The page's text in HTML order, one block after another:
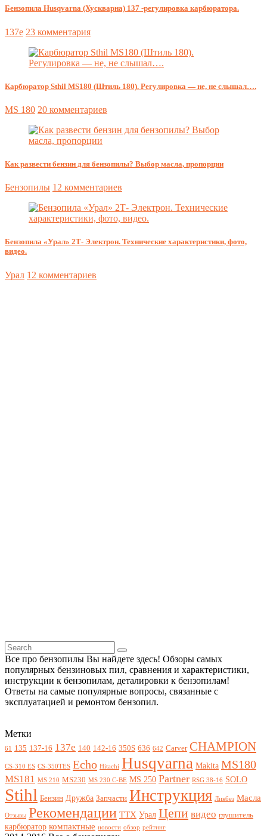
Бензопила Husqvarna (Хускварна) 137 -регулировка карбюратора.
137e 23 комментария
Карбюратор Sthil MS180 (Штиль 180). Регулировка — не, не слышал….
MS 180 20 комментариев
Как развести бензин для бензопилы? Выбор масла, пропорции
Бензопилы 12 комментариев
Бензопила «Урал» 2Т- Электрон. Технические характеристики, фото,
видео.
Урал 12 комментариев
Все про бензопилы Вы найдете здесь! Обзоры самых
популярных бензиновых пил, сравнения и характеристики,
инструкции к бензопилам, деталировки к бензопилам!
Ответы на самые популярные вопросы, связанные с
эксплуатацией и ремонтом бензопил.
Метки
61 135 137-16 137e 140 142-16 350S 636 642 Carver CHAMPION
CS-310 ES CS-350TES Echo Hitachi Husqvarna Makita MS180
MS181 MS 210 MS230 MS 230 C-BE MS 250 Partner RSG 38-16 SOLO
Stihl Бензин Дружба Запчасти Инструкция Ликбез Масла
Отзывы Рекомендации ТТХ Урал Цепи видео глушитель
карбюратор компактные новости обзор рейтинг